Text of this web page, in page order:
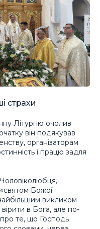
страхи
Літургію очолив
він подякував
організаторам
і працю задля
Божої
викликом
в Бога, але по-
те, що Господь